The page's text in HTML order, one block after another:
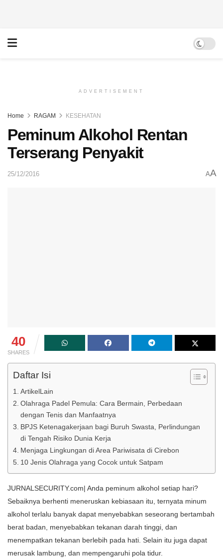
ADVERTISEMENT
Home RAGAM KESEHATAN
Peminum Alkohol Rentan
Terserang Penyakit
25/12/2016 AA
40
SHARES
Daftar Isi
ArtikelLain
Olahraga Padel Pemula: Cara Bermain, Perbedaan
dengan Tenis dan Manfaatnya
BPJS Ketenagakerjaan bagi Buruh Swasta, Perlindungan
di Tengah Risiko Dunia Kerja
Menjaga Lingkungan di Area Pariwisata di Cirebon
10 Jenis Olahraga yang Cocok untuk Satpam
JURNALSECURITY.com| Anda peminum alkohol setiap hari?
Sebaiknya berhenti meneruskan kebiasaan itu, ternyata minum
alkohol terlalu banyak dapat menyebabkan seseorang bertambah
berat badan, menyebabkan tekanan darah tinggi, dan
menempatkan tekanan berlebih pada hati. Selain itu juga dapat
merusak lambung, dan mempengaruhi pola tidur.